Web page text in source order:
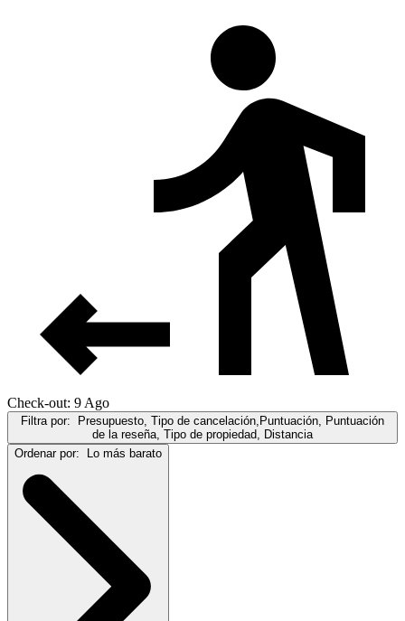
Check-out: 9 Ago
Filtra por:
Presupuesto, Tipo de cancelación,Puntuación, Puntuación
de la reseña, Tipo de propiedad, Distancia
Ordenar por:
Lo más barato